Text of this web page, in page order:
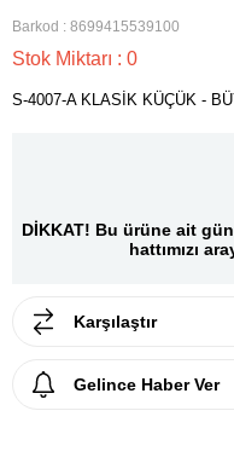
Barkod : 8699415539100
Stok Miktarı : 0
S-4007-A KLASİK KÜÇÜK -
DİKKAT! Bu ürüne ait
hattımızı
Karşılaştır
Gelince Haber Ver